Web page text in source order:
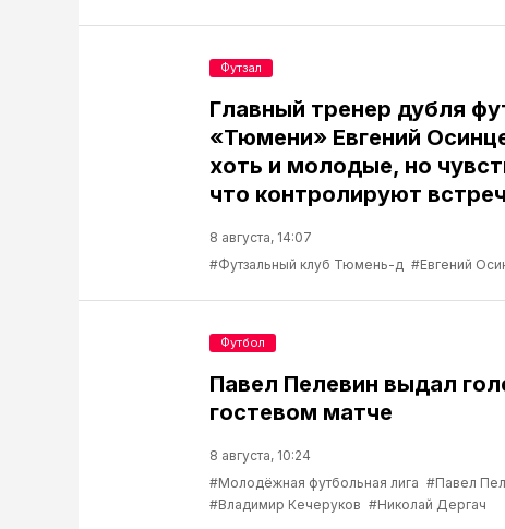
Главный тренер дубля
«Тюмени» Евгений
хоть и молодые, но
что контролируют
8 августа, 14:07
#Футзальный клуб Тюмень-д #Евгений
Футзал
Павел Пелевин выдал
гостевом матче
8 августа, 10:24
#Молодёжная футбольная лига #Павел
#Владимир Кечеруков #Николай Дергач
Футбол